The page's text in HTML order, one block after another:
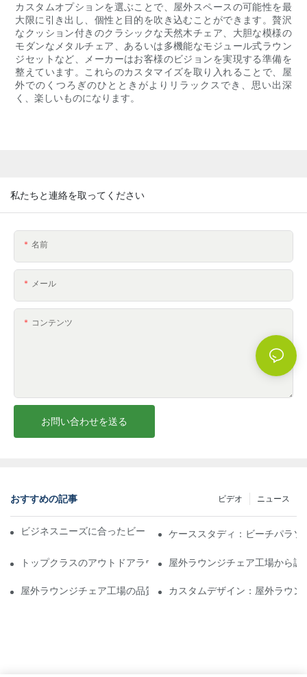
カスタムオプションを選ぶことで、屋外スペースの可能性を最
大限に引き出し、個性と目的を吹き込むことができます。贅沢
なクッション付きのクラシックな天然木チェア、大胆な模様の
モダンなメタルチェア、あるいは多機能なモジュール式ラウン
ジセットなど、メーカーはお客様のビジョンを実現する準備を
整えています。これらのカスタマイズを取り入れることで、屋
外でのくつろぎのひとときがよりリラックスでき、思い出深
く、楽しいものになります。
私たちと連絡を取ってください
名前
メール
コンテンツ
お問い合わせを送る
おすすめの記事 ニュース
ビデオ
ビジネスニーズに合ったビーチパラソル販売業者を見つける
ケーススタディ：ビーチパラ
トップクラスのアウトドアラウンジチェア工場に期待できること
屋外ラウンジチェア工場から調
屋外ラウンジチェア工場の品質評価方法カスタムデザイン：屋外ラウ